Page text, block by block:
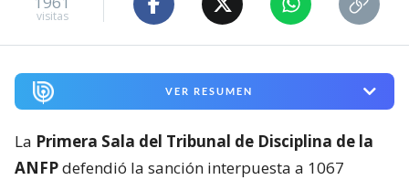
visitas
VER RESUMEN
La Primera Sala del Tribunal de Disciplina de la
ANFPdefendió la sanción interpuesta a 1067